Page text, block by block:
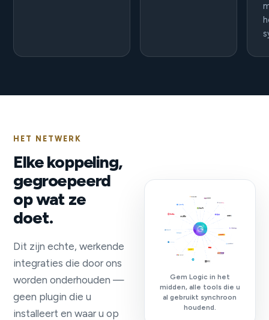
HET NETWERK
Elke koppeling,
gegroepeerd
op wat ze
doet.
Dit zijn echte, werkende
integraties die door ons
worden onderhouden —
geen plugin die u
installeert en waar u op
Gem Logic in het
midden, alle tools die u
al gebruikt synchroon
houdend.